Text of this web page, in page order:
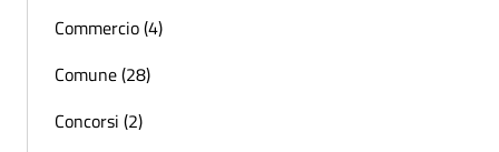
Commercio (4)
Comune (28)
Concorsi (2)